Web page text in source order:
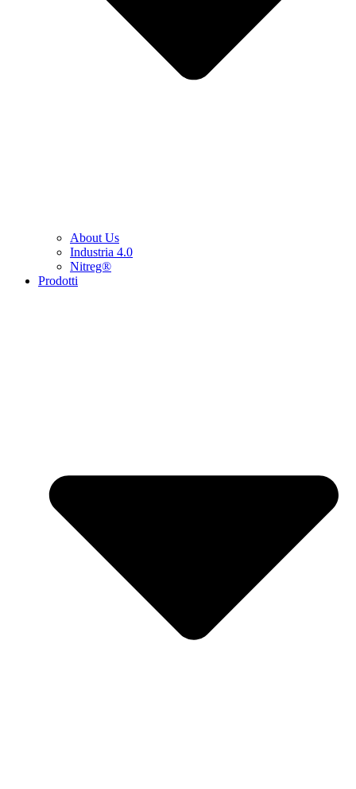
About Us
Industria 4.0
Nitreg®
Prodotti